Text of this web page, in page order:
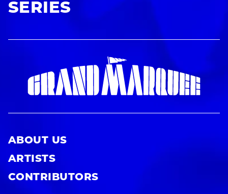
SERIES
ABOUT US
ARTISTS
CONTRIBUTORS